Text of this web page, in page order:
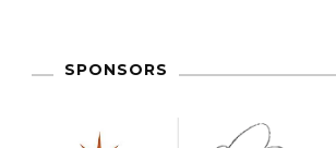
SPONSORS